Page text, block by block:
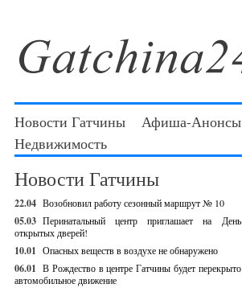
Новости Гатчины Афиша-Анонсы
Недвижимость
Новости Гатчины
22.04 Возобновил работу сезонный маршрут № 10
05.03 Перинатальный центр приглашает на День
открытых дверей!
10.01 Опасных веществ в воздухе не обнаружено
06.01 В Рождество в центре Гатчины будет перекрыто
автомобильное движение